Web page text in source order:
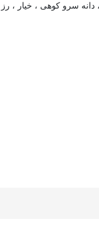
دانه سرو کوهی ، خیار